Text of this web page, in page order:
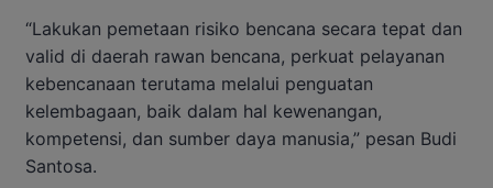
“Lakukan pemetaan risiko bencana secara tepat dan
valid di daerah rawan bencana, perkuat pelayanan
kebencanaan terutama melalui penguatan
kelembagaan, baik dalam hal kewenangan,
kompetensi, dan sumber daya manusia,” pesan Budi
Santosa.